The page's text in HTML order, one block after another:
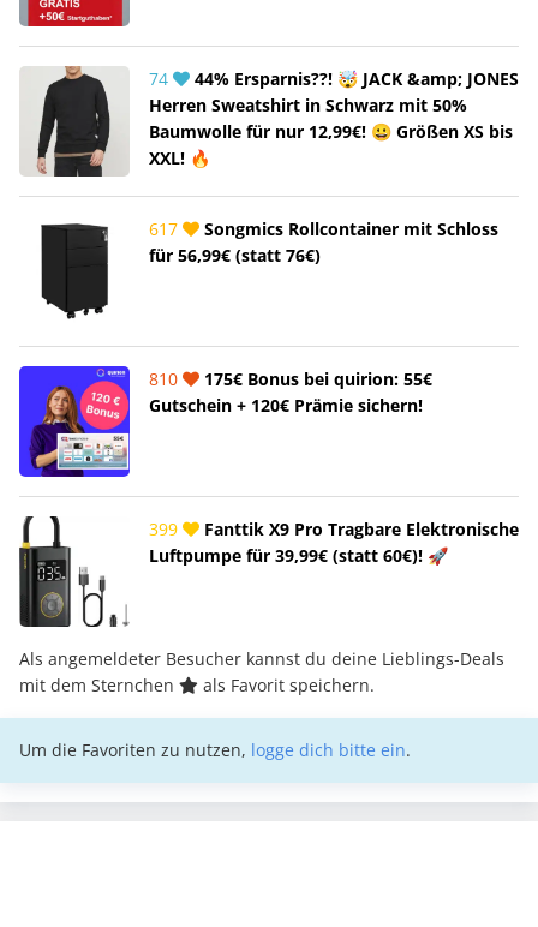
74
44% Ersparnis??! 🤯 JACK &amp; JONES
Herren Sweatshirt in Schwarz mit 50%
Baumwolle für nur 12,99€! 😀 Größen XS bis
XXL! 🔥
617
Songmics Rollcontainer mit Schloss
für 56,99€ (statt 76€)
810
175€ Bonus bei quirion: 55€
Gutschein + 120€ Prämie sichern!
399
Fanttik X9 Pro Tragbare Elektronische
Luftpumpe für 39,99€ (statt 60€)! 🚀
Als angemeldeter Besucher kannst du deine Lieblings-Deals
mit dem Sternchen
als Favorit speichern.
Um die Favoriten zu nutzen, logge dich bitte ein.